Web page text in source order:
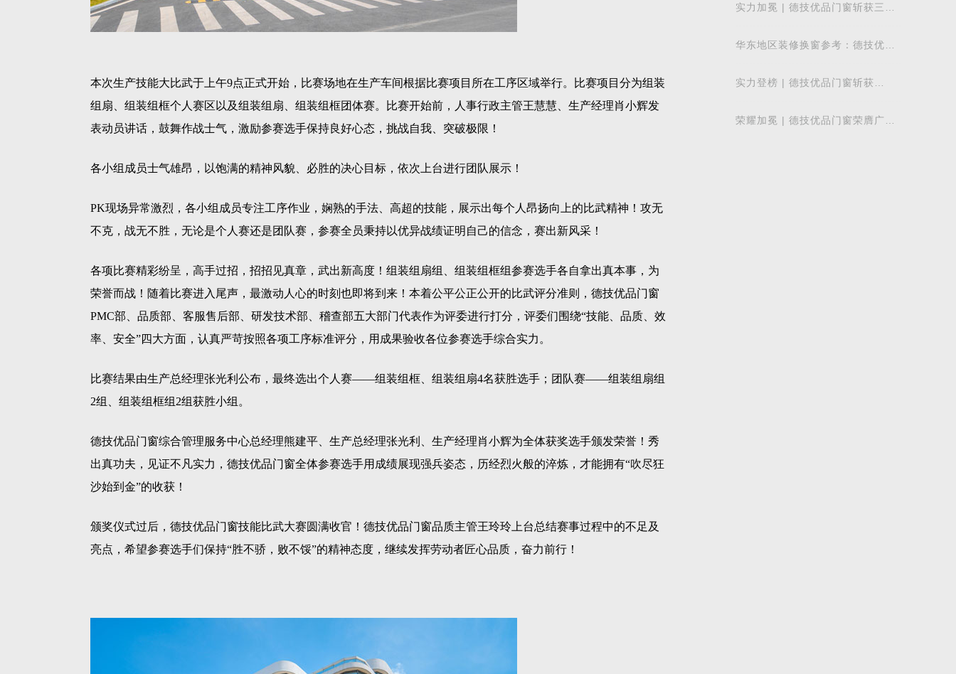
本次生产技能大比武于上午9点正式开始，比赛场地在生产车间根据比赛项目所在工序区域举行。比赛项目分为组装
组扇、组装组框个人赛区以及组装组扇、组装组框团体赛。比赛开始前，人事行政主管王慧慧、生产经理肖小辉发
表动员讲话，鼓舞作战士气，激励参赛选手保持良好心态，挑战自我、突破极限！
各小组成员士气雄昂，以饱满的精神风貌、必胜的决心目标，依次上台进行团队展示！
PK现场异常激烈，各小组成员专注工序作业，娴熟的手法、高超的技能，展示出每个人昂扬向上的比武精神！攻无
不克，战无不胜，无论是个人赛还是团队赛，参赛全员秉持以优异战绩证明自己的信念，赛出新风采！
各项比赛精彩纷呈，高手过招，招招见真章，武出新高度！组装组扇组、组装组框组参赛选手各自拿出真本事，为
荣誉而战！ 随着比赛进入尾声，最激动人心的时刻也即将到来！本着公平公正公开的比武评分准则，德技优品门窗
PMC部、品质部、客服售后部、研发技术部、稽查部五大部门代表作为评委进行打分，评委们围绕“技能、品质、效
率、安全”四大方面，认真严苛按照各项工序标准评分，用成果验收各位参赛选手综合实力。
比赛结果由生产总经理张光利公布，最终选出个人赛——组装组框、组装组扇4名获胜选手；团队赛——组装组扇组
2组、组装组框组2组获胜小组。
德技优品门窗综合管理服务中心总经理熊建平、生产总经理张光利、生产经理肖小辉为全体获奖选手颁发荣誉！秀
出真功夫，见证不凡实力，德技优品门窗全体参赛选手用成绩展现强兵姿态，历经烈火般的淬炼，才能拥有“吹尽狂
沙始到金”的收获！
颁奖仪式过后，德技优品门窗技能比武大赛圆满收官！德技优品门窗品质主管王玲玲上台总结赛事过程中的不足及
亮点，希望参赛选手们保持“胜不骄，败不馁”的精神态度，继续发挥劳动者匠心品质，奋力前行！
实力加冕 | 德技优品门窗斩获三项
质量发展
华东地区装修换窗参考：德技优品
实力登榜 | 德技优品门窗斩获
以中国智造赋
荣耀加冕 | 德技优品门窗荣膺广东